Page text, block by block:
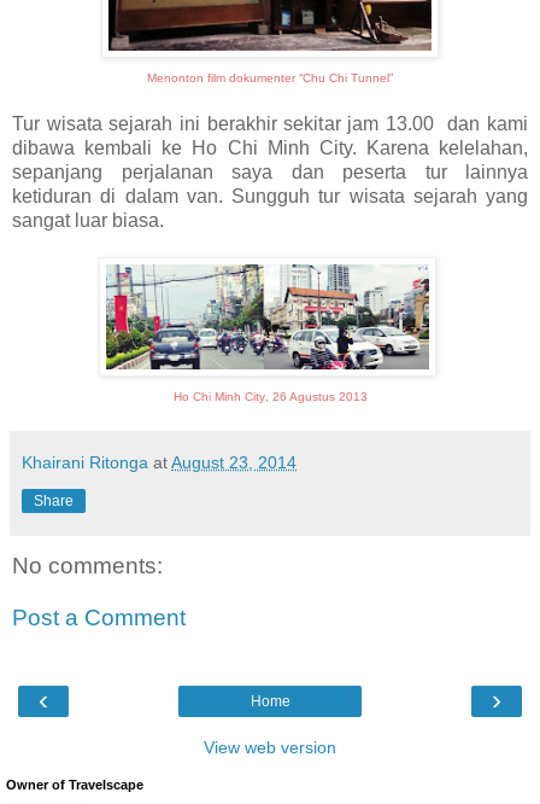
Menonton film dokumenter “Chu Chi Tunnel”
Tur wisata sejarah ini berakhir sekitar jam 13.00 dan kami
dibawa kembali ke Ho Chi Minh City. Karena kelelahan,
sepanjang perjalanan saya dan peserta tur lainnya
ketiduran di dalam van. Sungguh tur wisata sejarah yang
sangat luar biasa.
Ho Chi Minh City, 26 Agustus 2013
Khairani Ritonga atAugust 23, 2014
Share
No comments:
Post a Comment
‹ ›
Home
View web version
Owner of Travelscape